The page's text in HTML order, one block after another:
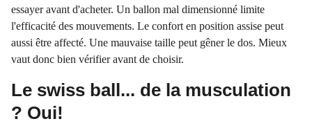
essayer avant d'acheter. Un ballon mal dimensionné limite
l'efficacité des mouvements. Le confort en position assise peut
aussi être affecté. Une mauvaise taille peut gêner le dos. Mieux
vaut donc bien vérifier avant de choisir.
Le swiss ball... de la musculation
? Oui!